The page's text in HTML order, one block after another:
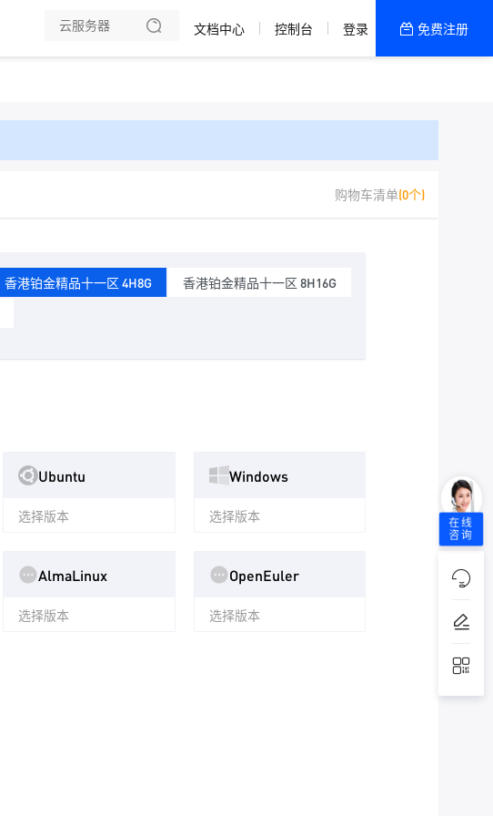
文档中心 控制台 登录 免费注册
购物车清单(0个)
香港铂金精品十一区 4H8G
香港铂金精品十一区 8H16G
Ubuntu
选择版本
Windows
选择版本
AlmaLinux
选择版本
OpenEuler
选择版本
在线
咨询